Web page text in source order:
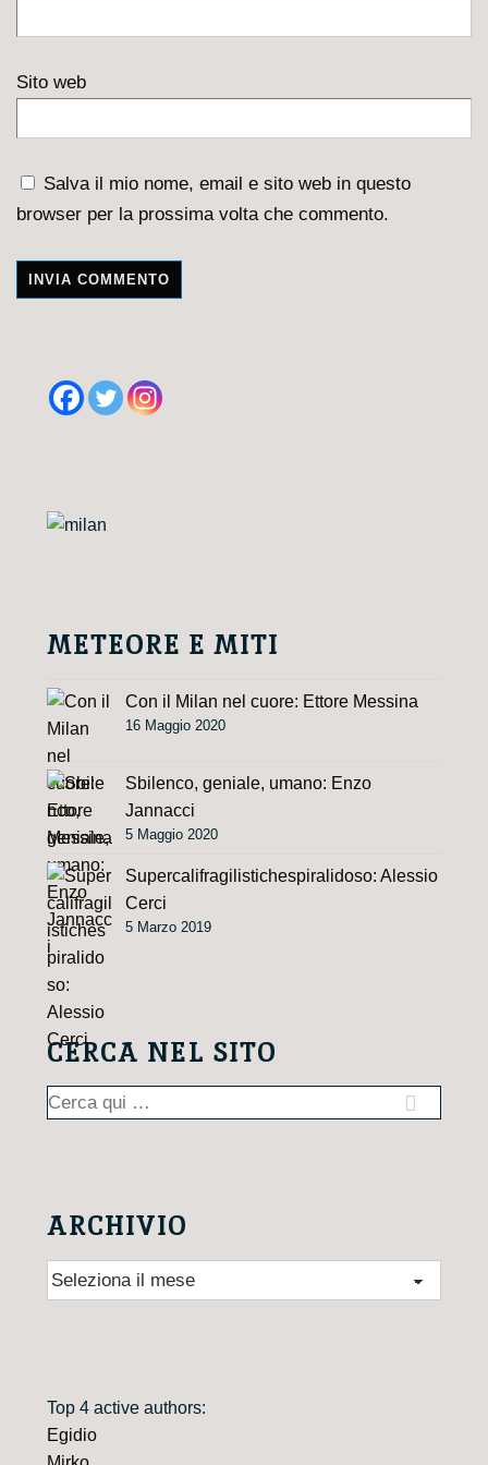
Sito web
Salva il mio nome, email e sito web in questo
browser per la prossima volta che commento.
METEORE E MITI
Con il Milan nel cuore: Ettore Messina
16 Maggio 2020
Sbilenco, geniale, umano: Enzo
Jannacci
5 Maggio 2020
Supercalifragilistichespiralidoso: Alessio
Cerci
5 Marzo 2019
CERCA NEL SITO
Cerca:
ARCHIVIO
Archivio
Top 4 active authors:
Egidio